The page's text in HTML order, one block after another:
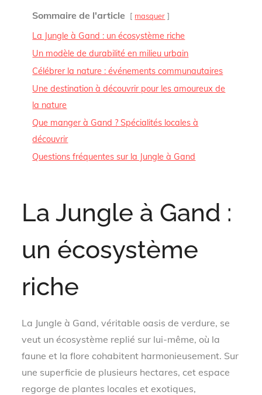
Sommaire de l'article masquer
La Jungle à Gand : un écosystème riche
Un modèle de durabilité en milieu urbain
Célébrer la nature : événements communautaires
Une destination à découvrir pour les amoureux de
la nature
Que manger à Gand ? Spécialités locales à
découvrir
Questions fréquentes sur la Jungle à Gand
La Jungle à Gand :
un écosystème
riche
La Jungle à Gand, véritable oasis de verdure, se
veut un écosystème replié sur lui-même, où la
faune et la flore cohabitent harmonieusement. Sur
une superficie de plusieurs hectares, cet espace
regorge de plantes locales et exotiques,